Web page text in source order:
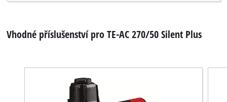
Vhodné příslušenství pro TE-AC 270/50 Silent Plus